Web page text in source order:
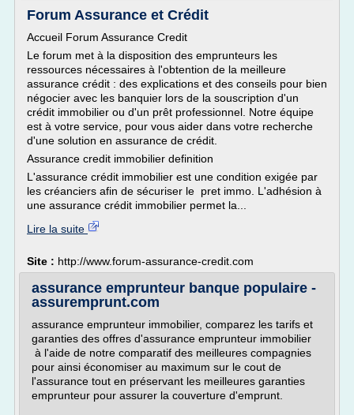
Forum Assurance et Crédit
Accueil Forum Assurance Credit
Le forum met à la disposition des emprunteurs les
ressources nécessaires à l'obtention de la meilleure
assurance crédit : des explications et des conseils pour bien
négocier avec les banquier lors de la souscription d'un
crédit immobilier ou d'un prêt professionnel. Notre équipe
est à votre service, pour vous aider dans votre recherche
d'une solution en assurance de crédit.
Assurance credit immobilier definition
L'assurance crédit immobilier est une condition exigée par
les créanciers afin de sécuriser le pret immo. L'adhésion à
une assurance crédit immobilier permet la...
Lire la suite
Site : http://www.forum-assurance-credit.com
assurance emprunteur banque populaire -
assuremprunt.com
assurance emprunteur immobilier, comparez les tarifs et
garanties des offres d'assurance emprunteur immobilier
à l'aide de notre comparatif des meilleures compagnies
pour ainsi économiser au maximum sur le cout de
l'assurance tout en préservant les meilleures garanties
emprunteur pour assurer la couverture d'emprunt.